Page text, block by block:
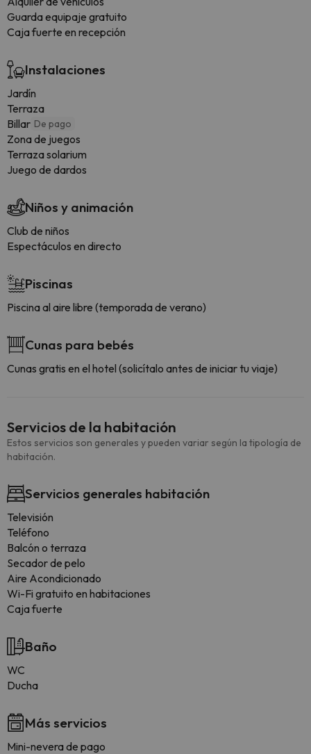
Guarda equipaje gratuito
Caja fuerte en recepción
Instalaciones
Jardín
Terraza
Billar De pago
Zona de juegos
Terraza solarium
Juego de dardos
Niños y animación
Club de niños
Espectáculos en directo
Piscinas
Piscina al aire libre (temporada de verano)
Cunas para bebés
Cunas gratis en el hotel (solicítalo antes de iniciar tu viaje)
Servicios de la habitación
Estos servicios son generales y pueden variar según la tipología de
habitación.
Servicios generales habitación
Televisión
Teléfono
Balcón o terraza
Secador de pelo
Aire Acondicionado
Wi-Fi gratuito en habitaciones
Caja fuerte
Baño
WC
Ducha
Más servicios
Mini-nevera de pago